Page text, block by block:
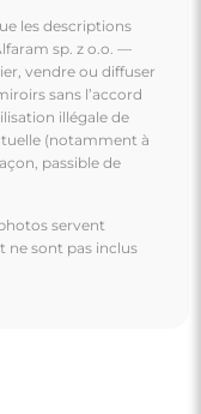
les descriptions
sp. z o.o. —
vendre ou diffuser
sans l’accord
illégale de
(notamment à
passible de
servent
ne sont pas inclus